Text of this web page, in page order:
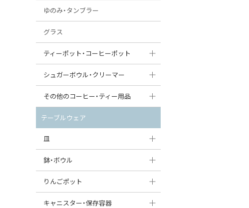
ゆのみ・タンブラー
グラス
ティーポット・コーヒーポット
ティーポット
コーヒーポット
シュガーボウル・クリーマー
シュガーボウル
クリーマー
その他のコーヒー・ティー用品
ポットウォーマー
ピッチャー
コーヒードリッパー
すべて見る
テーブルウェア
皿
大皿（24cm〜）
中皿（18〜24cm）
鉢・ボウル
大鉢（21cm〜）
中鉢（16〜21cm）
りんごポット
りんごポット
キャニスター・保存容器